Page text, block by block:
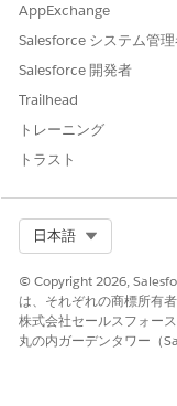
示します。
す。
ケースを選択します
[インタラクション
します。
[公開済みインタ
変更を保存します
関連項目:
承認プロセスの設
AppExchange
Salesforce システム管
Salesforce 開発者
Trailhead
トレーニング
トラスト
日本語
© Copyright 2026,
は、それぞれの商標所有者
株式会社セールスフォー
丸の内ガーデンタワー（